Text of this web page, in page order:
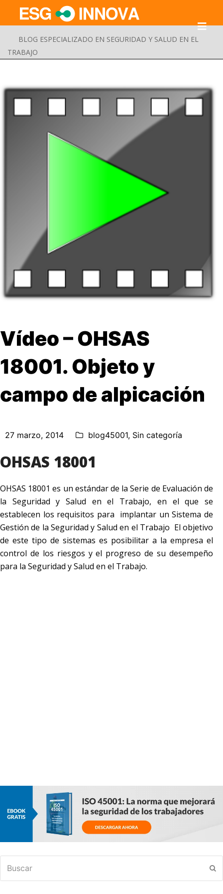
BLOG ESPECIALIZADO EN SEGURIDAD Y SALUD EN EL
TRABAJO
Vídeo – OHSAS
18001. Objeto y
campo de alpicación
27 marzo, 2014 blog45001, Sin categoría
OHSAS 18001
OHSAS 18001 es un estándar de la Serie de Evaluación de
la Seguridad y Salud en el Trabajo, en el que se
establecen los requisitos para implantar un Sistema de
Gestión de la Seguridad y Salud en el Trabajo El objetivo
de este tipo de sistemas es posibilitar a la empresa el
control de los riesgos y el progreso de su desempeño
para la Seguridad y Salud en el Trabajo.